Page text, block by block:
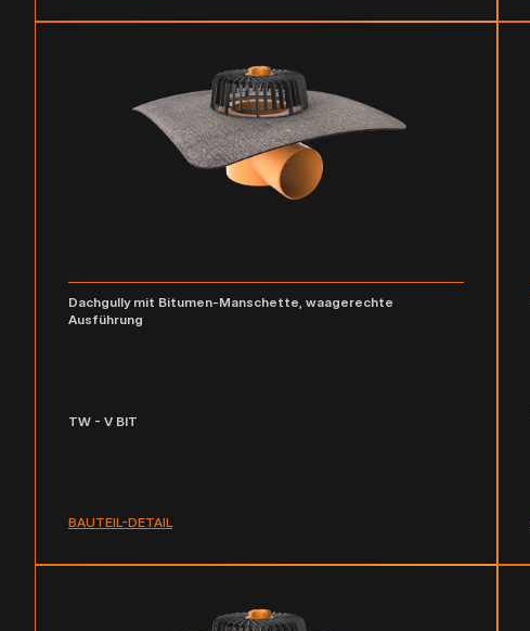
Dachgully mit Bitumen-Manschette, waagerechte
Ausführung
TW - V BIT
BAUTEIL-DETAIL